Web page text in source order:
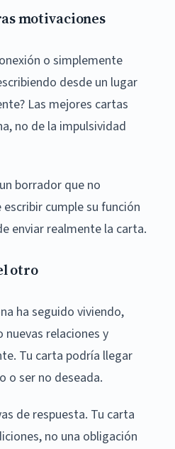
motivaciones
o simplemente
desde un lugar
Las mejores cartas
no de la impulsividad
borrador que no
cumple su función
enviar realmente la carta.
otro
ha seguido viviendo,
relaciones y
Tu carta podría llegar
o ser no deseada.
de respuesta. Tu carta
no una obligación